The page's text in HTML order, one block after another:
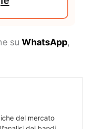
su WhatsApp,
del mercato